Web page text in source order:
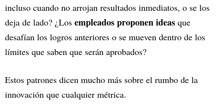
incluso cuando no arrojan resultados inmediatos, o se los
deja de lado? ¿Los empleados proponen ideas que
desafían los logros anteriores o se mueven dentro de los
límites que saben que serán aprobados?
Estos patrones dicen mucho más sobre el rumbo de la
innovación que cualquier métrica.